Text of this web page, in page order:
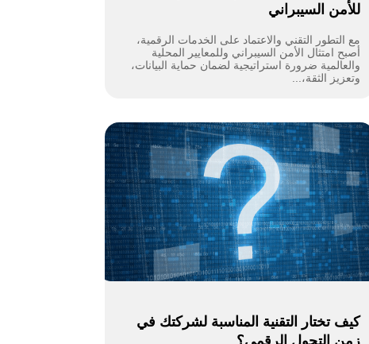
للأمن السيبراني
مع التطور التقني والاعتماد على الخدمات الرقمية،
أصبح امتثال الأمن السيبراني وللمعايير المحلية
والعالمية ضرورة استراتيجية لضمان حماية البيانات،
وتعزيز الثقة،...
كيف تختار التقنية المناسبة لشركتك في
زمن التحول الرقمي؟